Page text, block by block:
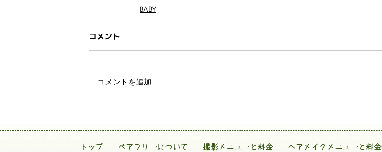
BABY
コメント
コメントを追加…
トップ ペアフリーについて 撮影メニューと料金 ヘアメイクメニューと料金